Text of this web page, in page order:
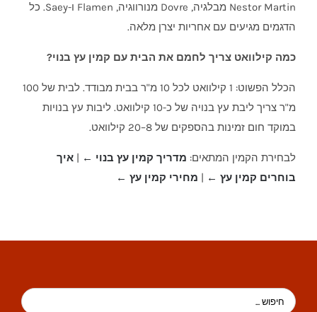
Nestor Martin מבלגיה, Dovre מנורווגיה, Flamen ו-Saey. כל
הדגמים מגיעים עם אחריות יצרן מלאה.
כמה קילוואט צריך לחמם את הבית עם קמין עץ בנוי?
הכלל הפשוט: 1 קילוואט לכל 10 מ"ר בבית מבודד. לבית של 100
מ"ר צריך ליבת עץ בנויה של כ-10 קילוואט. ליבות עץ בנויות
במוקד חום זמינות בהספקים של 8–20 קילוואט.
לבחירת הקמין המתאים: מדריך קמין עץ בנוי ←
איך
בוחרים קמין עץ ←
מחירי קמין עץ ←